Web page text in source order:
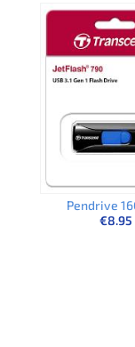
Pendrive
€8.95